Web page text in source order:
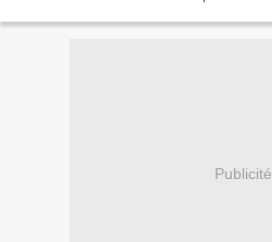
Publicité